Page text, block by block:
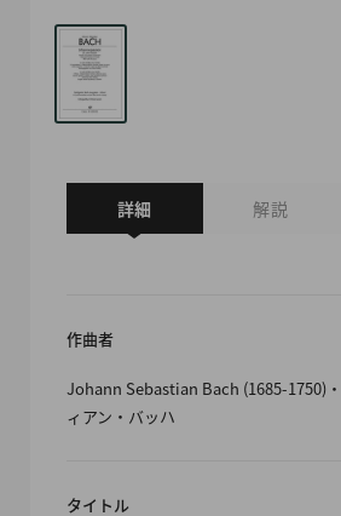
詳細 解説
作曲者
Johann Sebastian Bach (1685-1750)
ィアン・バッハ
タイトル